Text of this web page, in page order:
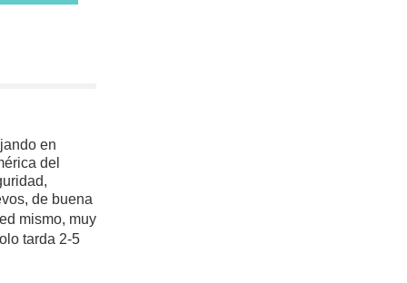
en
del
de buena
mismo, muy
tarda 2-5